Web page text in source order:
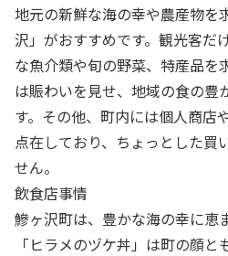
地元の新鮮な海の幸や農産物を
沢」がおすすめです。観光客だ
な魚介類や旬の野菜、特産品を
は賑わいを見せ、地域の食の豊
す。その他、町内には個人商店
点在しており、ちょっとした買
せん。
飲食店事情
鰺ヶ沢町は、豊かな海の幸に恵
「ヒラメのヅケ丼」は町の顔